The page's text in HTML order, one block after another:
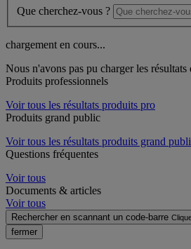
Que cherchez-vous ?
chargement en cours...
Nous n'avons pas pu charger les résultats
Produits professionnels
Voir tous les résultats produits pro
Produits grand public
Voir tous les résultats produits grand
Questions fréquentes
Voir tous
Documents & articles
Voir tous
Rechercher en scannant un code-barre
fermer